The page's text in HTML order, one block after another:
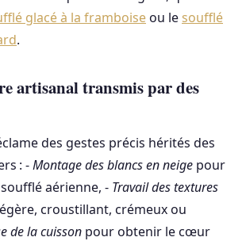
glacé à la framboiseou lesoufflé
.
artisanal transmis par des
des gestes précis hérités des
: -Montage des blancs en neige pour
aérienne, - Travail des textures
croustillant, crémeux ou
de la cuisson pour obtenir le cœur